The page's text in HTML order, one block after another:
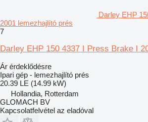
Darley EHP
2001 lemezhajlító prés
7
Darley EHP 150 4337 I Press Brake I
Ár érdeklődésre
Ipari gép - lemezhajlító prés
20.39 LE (14.99 kW)
Hollandia, Rotterdam
GLOMACH BV
Kapcsolatfelvétel az eladóval